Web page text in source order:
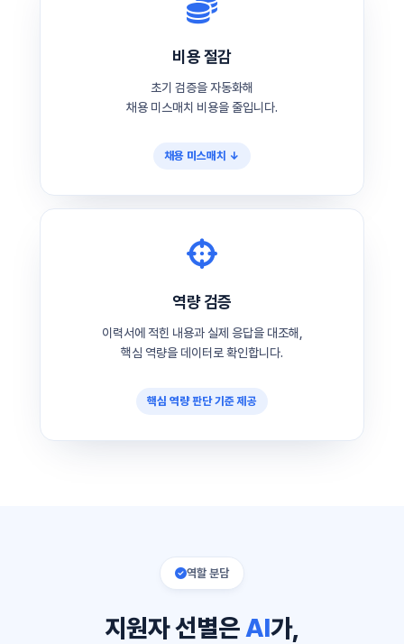
비용 절감
초기 검증을 자동화해
채용 미스매치 비용을 줄입니다.
채용 미스매치 ↓
역량 검증
이력서에 적힌 내용과 실제 응답을 대조해,
핵심 역량을 데이터로 확인합니다.
핵심 역량 판단 기준 제공
역할 분담
지원자 선별은AI가,